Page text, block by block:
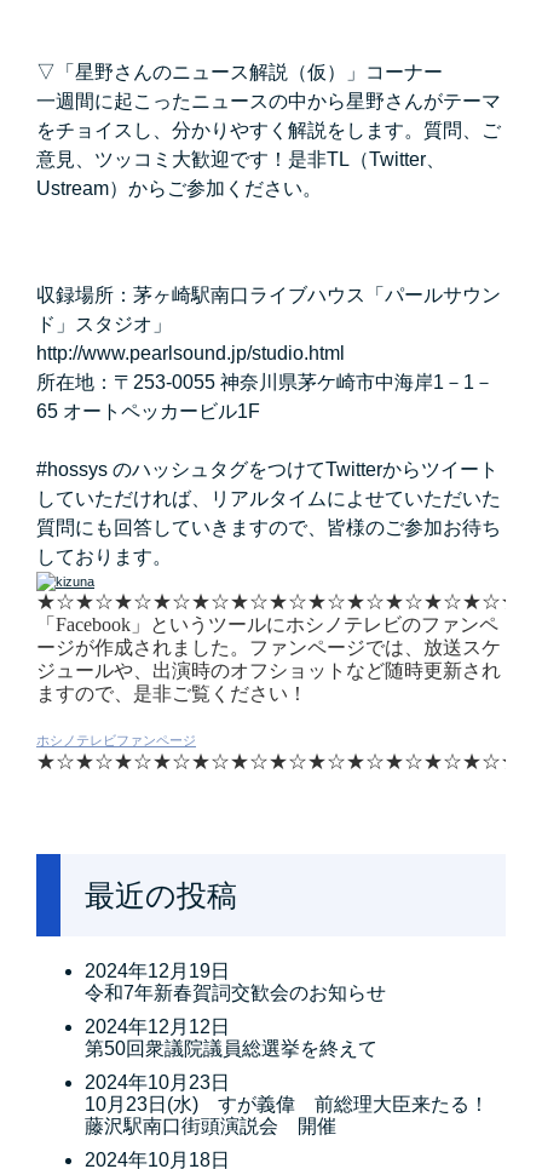
▽「 星野さんのニュース解説（仮）
」コーナー
一週間に起こったニュースの中から星野さんがテーマ
をチョイスし、分かりやすく解説をします。質問、ご
意見、ツッコミ大歓迎です！是非TL（Twitter、
Ustream）からご参加ください。
収録場所：茅ヶ崎駅南口ライブハウス「パールサウン
ド」スタジオ」
http://www.pearlsound.jp/studio.html
所在地：〒253-0055 神奈川県茅ケ崎市中海岸1－1－
65 オートペッカービル1F
#hossys のハッシュタグをつけてTwitterからツイート
していただければ、リアルタイムによせていただいた
質問にも回答していきますので、皆様のご参加お待ち
しております。
★☆★☆★☆★☆★☆★☆★☆★☆★☆★☆★☆★☆★☆
「Facebook」というツールにホシノテレビのファンペ
ージが作成されました。ファンページでは、放送スケ
ジュールや、出演時のオフショットなど随時更新され
ますので、是非ご覧ください！
ホシノテレビファンページ
★☆★☆★☆★☆★☆★☆★☆★☆★☆★☆★☆★☆★☆
最近の投稿
2024年12月19日
令和7年新春賀詞交歓会のお知らせ
2024年12月12日
第50回衆議院議員総選挙を終えて
2024年10月23日
10月23日(水) すが義偉 前総理大臣来たる！
藤沢駅南口街頭演説会 開催
2024年10月18日